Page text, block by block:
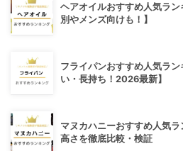
ヘアオイルおすすめ人気ラ
別やメンズ向けも！】
フライパンおすすめ人気ラ
い・長持ち！2026最新】
マヌカハニーおすすめ人気
高さを徹底比較・検証